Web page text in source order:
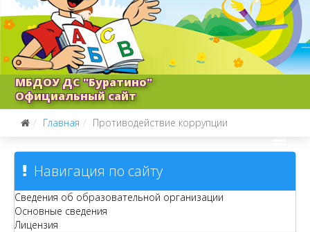
МБДОУ ДС "Буратино"
Официальный сайт
Главная Противодействие коррупции
Навигация по сайту
Сведения об образовательной организации
Основные сведения
Лицензия